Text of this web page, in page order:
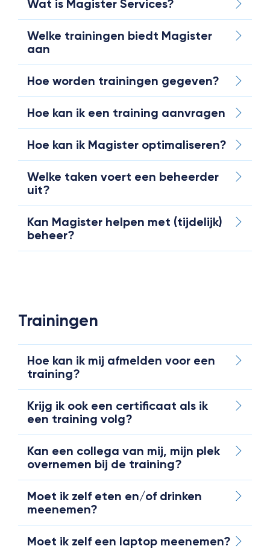
Wat is Magister Services?
Welke trainingen biedt Magister
aan
Hoe worden trainingen gegeven?
Hoe kan ik een training aanvragen
Hoe kan ik Magister optimaliseren?
Welke taken voert een beheerder
uit?
Kan Magister helpen met (tijdelijk)
beheer?
Trainingen
Hoe kan ik mij afmelden voor een
training?
Krijg ik ook een certificaat als ik
een training volg?
Kan een collega van mij, mijn plek
overnemen bij de training?
Moet ik zelf eten en/of drinken
meenemen?
Moet ik zelf een laptop meenemen?